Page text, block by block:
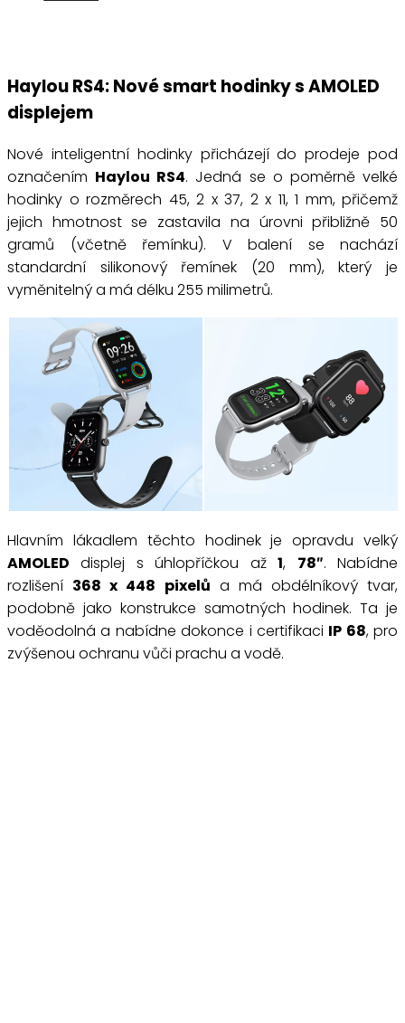
Haylou RS4: Nové smart hodinky s AMOLED
displejem
Nové inteligentní hodinky přicházejí do prodeje pod
označením Haylou RS4. Jedná se o poměrně velké
hodinky o rozměrech 45, 2 x 37, 2 x 11, 1 mm, přičemž
jejich hmotnost se zastavila na úrovni přibližně 50
gramů (včetně řemínku). V balení se nachází
standardní silikonový řemínek (20 mm), který je
vyměnitelný a má délku 255 milimetrů.
Hlavním lákadlem těchto hodinek je opravdu velký
AMOLED displej s úhlopříčkou až1, 78″. Nabídne
rozlišení 368 x 448 pixelů a má obdélníkový tvar,
podobně jako konstrukce samotných hodinek. Ta je
voděodolná a nabídne dokonce i certifikaci IP 68, pro
zvýšenou ochranu vůči prachu a vodě.